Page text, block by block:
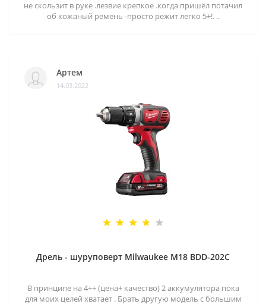
не скользит в руке .лезвие крепкое .когда пришёл потачил
об кожаный ремень -просто режит легко 5+!. ..
Артем
14.03.2022
Дрель - шуруповерт Milwaukee M18 BDD-202C
В принципе на 4++ (цена+ качество) 2 аккумулятора пока
для моих целей хватает . Брать другую модель с большим